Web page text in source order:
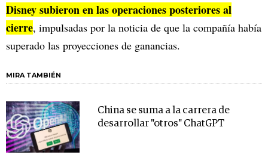
Disney subieron en las operaciones posteriores al
cierre, impulsadas por la noticia de que la compañía había
superado las proyecciones de ganancias.
MIRA TAMBIÉN
China se suma a la carrera de
desarrollar "otros" ChatGPT